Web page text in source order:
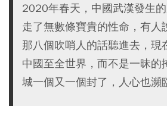
2020年春天，中國武漢發生
走了無數條寶貴的性命，有人
那八個吹哨人的話聽進去，現
中國至全世界，而不是一昧的
城一個又一個封了，人心也瀕